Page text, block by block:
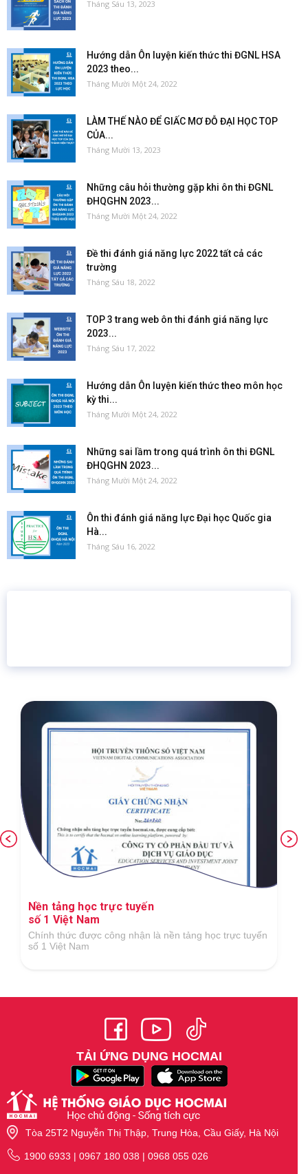
Tháng Sáu 13, 2023
Hướng dẫn Ôn luyện kiến thức thi ĐGNL HSA
2023 theo...
Tháng Mười Một 24, 2022
LÀM THẾ NÀO ĐỂ GIẤC MƠ ĐỖ ĐẠI HỌC TOP
CỦA...
Tháng Mười 13, 2023
Những câu hỏi thường gặp khi ôn thi ĐGNL
ĐHQGHN 2023...
Tháng Mười Một 24, 2022
Đề thi đánh giá năng lực 2022 tất cả các
trường
Tháng Sáu 18, 2022
TOP 3 trang web ôn thi đánh giá năng lực
2023...
Tháng Sáu 17, 2022
Hướng dẫn Ôn luyện kiến thức theo môn học
kỳ thi...
Tháng Mười Một 24, 2022
Những sai lầm trong quá trình ôn thi ĐGNL
ĐHQGHN 2023...
Tháng Mười Một 24, 2022
Ôn thi đánh giá năng lực Đại học Quốc gia
Hà...
Tháng Sáu 16, 2022
Nền tảng học trực tuyến
số 1 Việt Nam
Chính thức được công nhận là nền tảng học trực tuyến
số 1 Việt Nam
TẢI ỨNG DỤNG HOCMAI
Tòa 25T2 Nguyễn Thị Thập, Trung Hòa, Cầu Giấy, Hà Nội
1900 6933 | 0967 180 038 | 0968 055 026